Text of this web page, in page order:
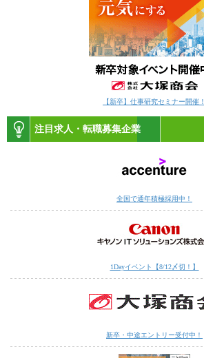
【新卒】仕事研究セミナー開催！
注目求人・転職募集企業
全国で通年積極採用中！
1Dayイベント【8/12〆切！】
新卒・中途エントリー受付中！